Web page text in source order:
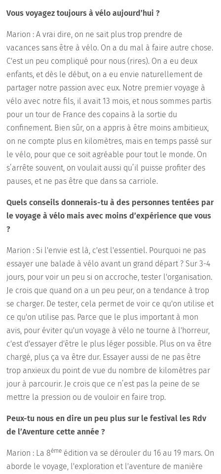
Vous voyagez toujours à vélo aujourd’hui ?
Marion : A vrai dire, on ne sait plus trop prendre de
vacances sans être à vélo. On a du mal à faire autre chose.
C'est un peu compliqué pour nous (rires). On a eu deux
enfants, et dès le début, on a eu envie naturellement de
partager notre passion avec eux. Notre premier voyage à
vélo avec notre fils, il avait 13 mois, et nous sommes partis
pour un tour de France des copains à la sortie du
confinement. Bien sûr, on a appris à être moins ambitieux,
on ne compte plus en kilomètres, mais en temps passé sur
le vélo, pour que ce soit agréable pour tout le monde. On
s’arrête souvent, on voulait aussi qu’il puisse profiter des
pauses, et ne pas être que dans sa carriole.
Quels conseils donnerais-tu à des personnes tentées par
le voyage à vélo mais avec moins d’expérience que vous
?
Marion : Si l'envie est là, c'est l'essentiel. Pourquoi ne pas
essayer une balade à vélo avant un grand départ ? Sur 3-4
jours, pour voir un peu si on accroche, tester l'organisation.
Je crois que quand on a un peu peur, on a tendance à trop
se charger. De tester, cela permet de voir ce qu'on utilise et
ce qu'on utilise pas. Parce que le plus important à mon
avis, pour éviter qu'un voyage à vélo ne tourne à l'horreur,
c'est d'essayer d'être le plus léger possible. Plus on va être
chargé, plus ça va être dur. Essayer aussi de ne pas être
trop anxieux du point de vue du nombre de kilomètres par
jour à parcourir. Je crois que ce n’est pas la peine de se
mettre la pression ou de vouloir en faire trop.
Peux-tu nous en dire un peu plus sur le festival les Rdv
de l’Aventure cette année ?
Marion : La 8ème édition va se dérouler du 16 au 19 mars. On
aborde le voyage, l'exploration et l'aventure de manière